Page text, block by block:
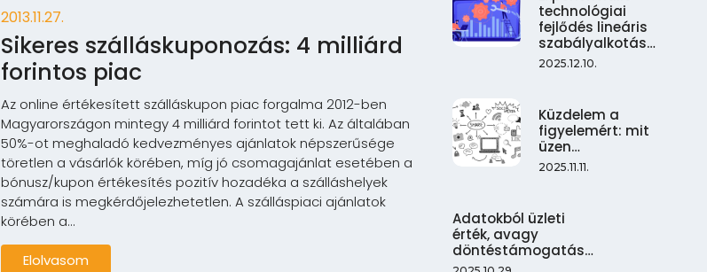
2013.11.27.
Sikeres szálláskuponozás: 4 milliárd
forintos piac
Az online értékesített szálláskupon piac forgalma 2012-ben
Magyarországon mintegy 4 milliárd forintot tett ki. Az általában
50%-ot meghaladó kedvezményes ajánlatok népszerűsége
töretlen a vásárlók körében, míg jó csomagajánlat esetében a
bónusz/kupon értékesítés pozitív hozadéka a szálláshelyek
számára is megkérdőjelezhetetlen. A szálláspiaci ajánlatok
körében a...
Elolvasom
technológiai
fejlődés lineáris
szabályalkotás…
2025.12.10.
Küzdelem a
figyelemért: mit
üzen…
2025.11.11.
Adatokból üzleti
érték, avagy
döntéstámogatás…